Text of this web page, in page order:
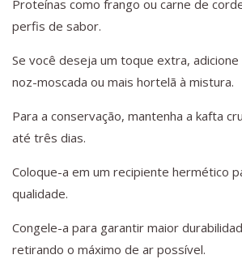
Proteínas como frango ou carne de
perfis de sabor.
Se você deseja um toque extra,
noz-moscada ou mais hortelã à mistura.
Para a conservação, mantenha a kafta
até três dias.
Coloque-a em um recipiente hermético
qualidade.
Congele-a para garantir maior
retirando o máximo de ar possível.